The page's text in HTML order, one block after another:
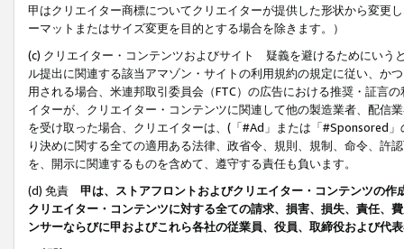
甲はクリエイター商標についてクリエイターが提供した形状から変更
ーマットまたはサイズ変更を目的とする場合を除きます。）
(c) クリエイター・コンテンツおよびサイト 疑義を避けるためにいう
ル提出に関連する該当アマゾン・サイトの利用規約の規定に従い、か
用される場合、米連邦取引委員会（FTC）の広告における推奨・証言
イターが、クリエイター・コンテンツに関連して他の製造業者、配信
を受け取った場合、クリエイターは、(「#Ad」または「#Sponsored
り決めに関する全ての適用ある法律、政省令、規則、規制、命令、許
を、開示に関連するものを含めて、遵守する責任も負います。
(d) 免責 甲は、ストアフロントおよびクリエイター・コンテンツの
クリエイター・コンテンツに対する全ての請求、損害、損失、責任、
ンサーならびに甲およびこれら各社の従業員、役員、取締役および代